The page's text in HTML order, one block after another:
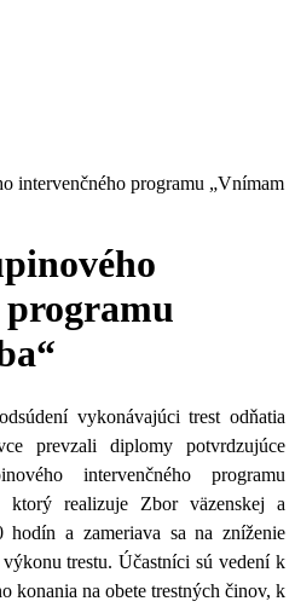
intervenčného programu „Vnímam
vykonávajúci trest odňatia
prevzali diplomy potvrdzujúce
intervenčného programu
ktorý realizuje Zbor väzenskej a
hodín a zameriava sa na zníženie
trestu. Účastníci sú vedení k
konania na obete trestných činov, k